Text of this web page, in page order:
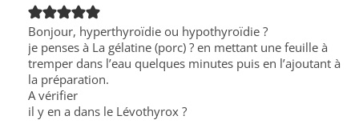
Bonjour, hyperthyroïdie ou hypothyroïdie ?
je penses à La gélatine (porc) ? en mettant une feuille à
tremper dans l’eau quelques minutes puis en l’ajoutant à
la préparation.
A vérifier
il y en a dans le Lévothyrox ?